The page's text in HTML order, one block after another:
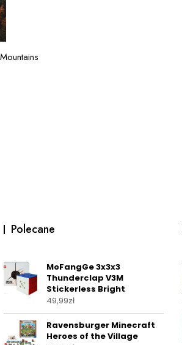
Polecane
MoFangGe 3x3x3
Thunderclap V3M
Stickerless Bright
49,99zł
Ravensburger Minecraft
Heroes of the Village